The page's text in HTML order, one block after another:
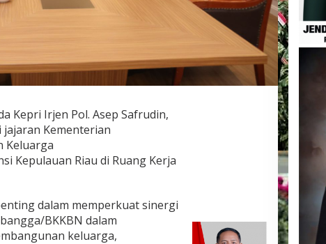
Kepri Irjen Pol. Asep Safrudin,
jajaran Kementerian
Keluarga
Kepulauan Riau di Ruang Kerja
dalam memperkuat sinergi
BKKBN dalam
keluarga,